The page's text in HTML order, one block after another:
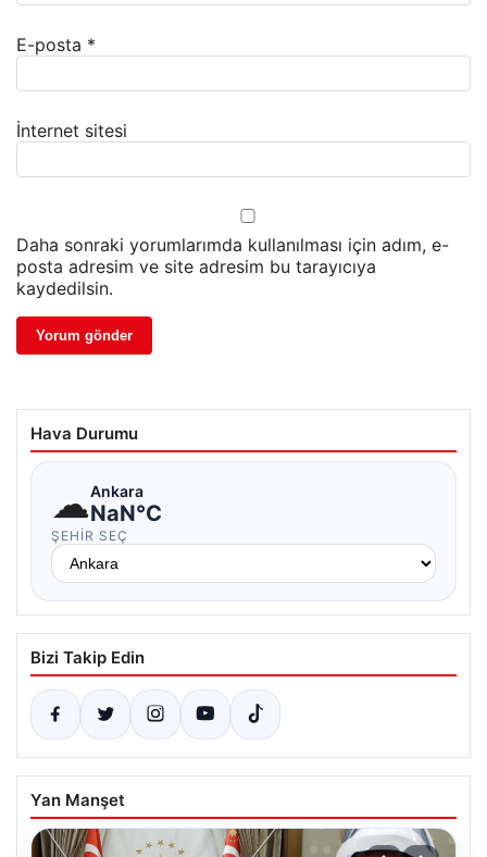
E-posta *
İnternet sitesi
Daha sonraki yorumlarımda kullanılması için adım, e-
posta adresim ve site adresim bu tarayıcıya
kaydedilsin.
Hava Durumu
☁Ankara
NaN°C
ŞEHIR SEÇ
Bizi Takip Edin
Yan Manşet